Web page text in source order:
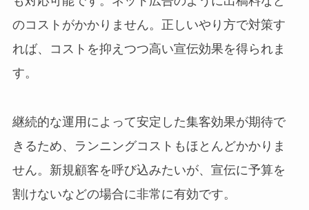
のコストがかかりません。正しいやり方で対策す
れば、コストを抑えつつ高い宣伝効果を得られま
す。
継続的な運用によって安定した集客効果が期待で
きるため、ランニングコストもほとんどかかりま
せん。新規顧客を呼び込みたいが、宣伝に予算を
割けないなどの場合に非常に有効です。